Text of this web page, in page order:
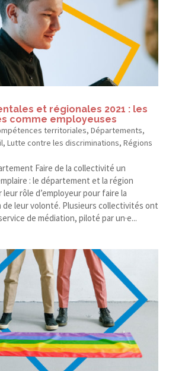
et régionales 2021 : les
comme employeuses
territoriales, Départements,
, Lutte contre les discriminations, Régions
Faire de la collectivité un
: le département et la région
rôle d’employeur pour faire la
leur volonté. Plusieurs collectivités ont
de médiation, piloté par un·e...